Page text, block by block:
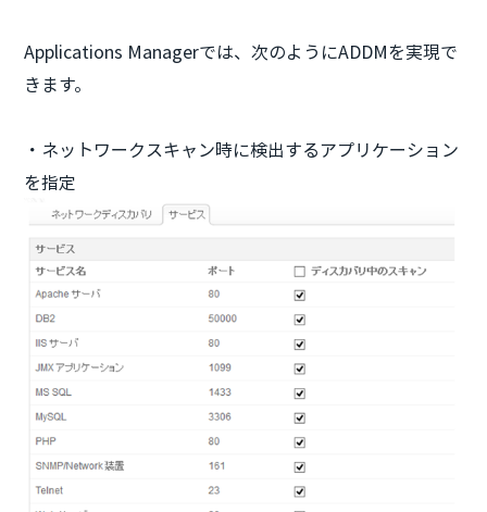
Applications Managerでは、次のようにADDMを実現で
きます。
・ネットワークスキャン時に検出するアプリケーション
を指定